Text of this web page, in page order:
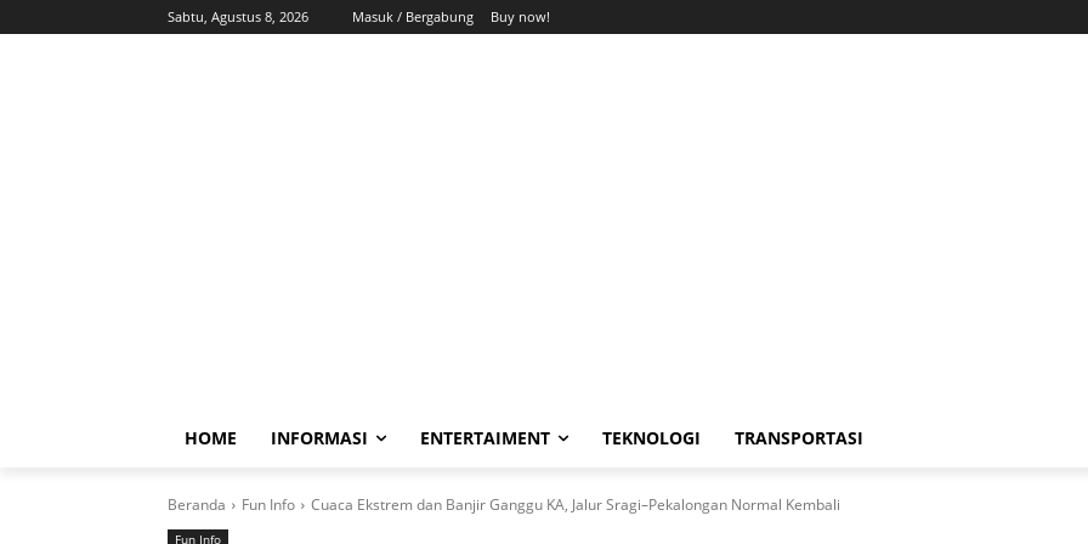
Sabtu, Agustus 8, 2026 Masuk / Bergabung Buy now!
HOME INFORMASI ENTERTAIMENT TEKNOLOGI TRANSPORTASI
Beranda Fun Info Cuaca Ekstrem dan Banjir Ganggu KA, Jalur Sragi–Pekalongan Normal Kembali
Fun Info